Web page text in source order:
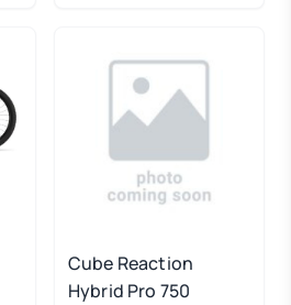
Cube Reaction
Hybrid Pro 750